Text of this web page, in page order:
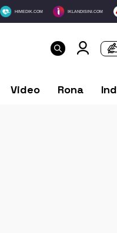
HIMEDIK.COM IKLANDISINI.COM
Video Rona